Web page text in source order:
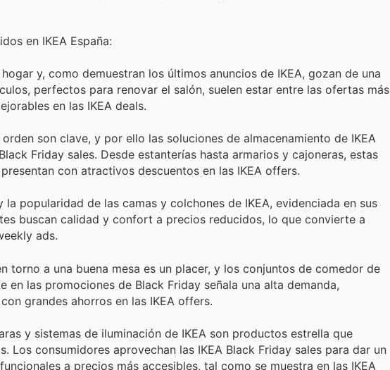
en IKEA España:
y, como demuestran los últimos anuncios de IKEA, gozan de una
perfectos para renovar el salón, suelen estar entre las ofertas más
en las IKEA deals.
son clave, y por ello las soluciones de almacenamiento de IKEA
Friday sales. Desde estanterías hasta armarios y cajoneras, estas
con atractivos descuentos en las IKEA offers.
popularidad de las camas y colchones de IKEA, evidenciada en sus
buscan calidad y confort a precios reducidos, lo que convierte a
ads.
torno a una buena mesa es un placer, y los conjuntos de comedor de
en las promociones de Black Friday señala una alta demanda,
grandes ahorros en las IKEA offers.
y sistemas de iluminación de IKEA son productos estrella que
Los consumidores aprovechan las IKEA Black Friday sales para dar un
a precios más accesibles, tal como se muestra en las IKEA